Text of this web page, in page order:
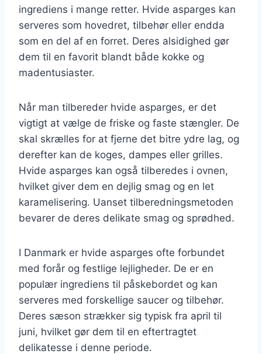
ingrediens i mange retter. Hvide asparges kan
serveres som hovedret, tilbehør eller endda
som en del af en forret. Deres alsidighed gør
dem til en favorit blandt både kokke og
madentusiaster.
Når man tilbereder hvide asparges, er det
vigtigt at vælge de friske og faste stængler. De
skal skrælles for at fjerne det bitre ydre lag, og
derefter kan de koges, dampes eller grilles.
Hvide asparges kan også tilberedes i ovnen,
hvilket giver dem en dejlig smag og en let
karamelisering. Uanset tilberedningsmetoden
bevarer de deres delikate smag og sprødhed.
I Danmark er hvide asparges ofte forbundet
med forår og festlige lejligheder. De er en
populær ingrediens til påskebordet og kan
serveres med forskellige saucer og tilbehør.
Deres sæson strækker sig typisk fra april til
juni, hvilket gør dem til en eftertragtet
delikatesse i denne periode.